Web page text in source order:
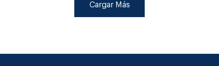
Cargar Más